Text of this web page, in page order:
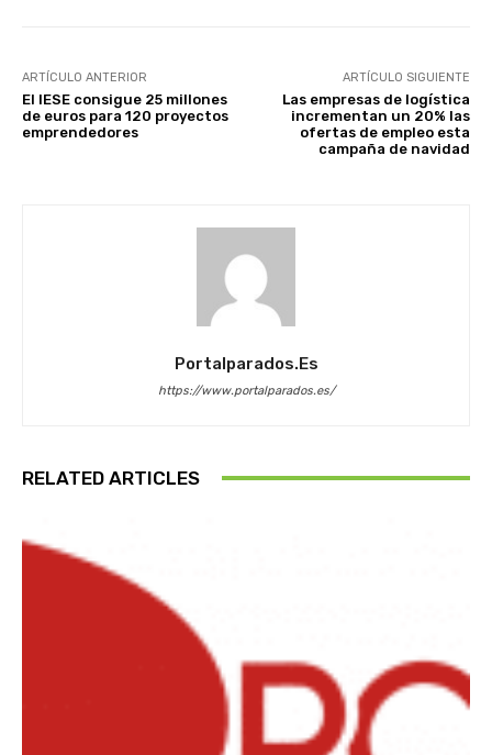
ARTÍCULO ANTERIOR
El IESE consigue 25 millones
de euros para 120 proyectos
emprendedores
ARTÍCULO SIGUIENTE
Las empresas de logística
incrementan un 20% las
ofertas de empleo esta
campaña de navidad
Portalparados.es
https://www.portalparados.es/
RELATED ARTICLES